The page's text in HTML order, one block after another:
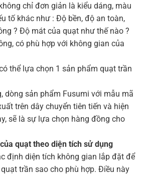
chỉ đơn giản là kiểu dáng, màu
tố khác như : Độ bền, độ an toàn,
? Độ mát của quạt như thế nào ?
có phù hợp với không gian của
thể lựa chọn 1 sản phẩm quạt trần
dòng sản phẩm Fusumi với mẫu mã
trên dây chuyển tiên tiến và hiện
sẽ là sự lựa chọn hàng đồng cho
quạt theo diện tích sử dụng
định diện tích không gian lắp đặt để
trần sao cho phù hợp. Điều này